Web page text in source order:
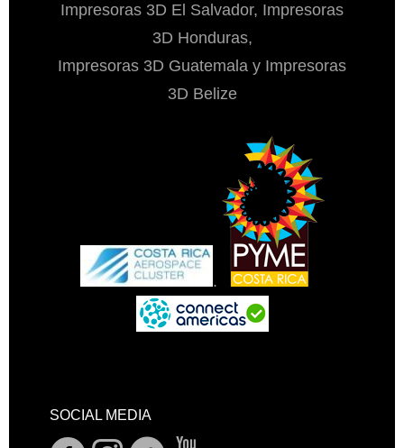
Impresoras 3D El Salvador, Impresoras
3D Honduras,
Impresoras 3D Guatemala y Impresoras
3D Belize
.
SOCIAL MEDIA